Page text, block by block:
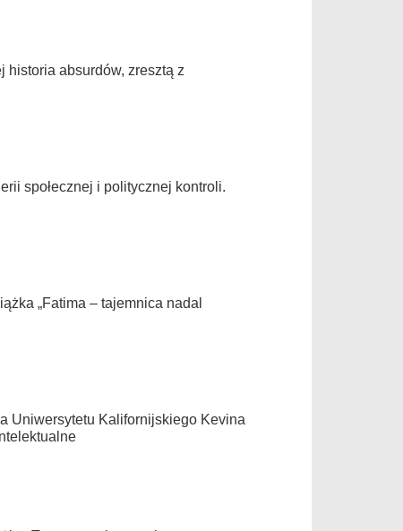
historia absurdów, zresztą z
społecznej i politycznej kontroli.
„Fatima – tajemnica nadal
Uniwersytetu Kalifornijskiego Kevina